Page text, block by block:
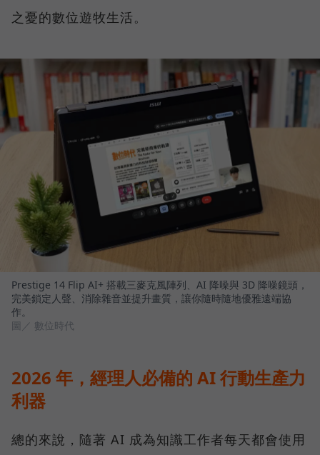
之憂的數位遊牧生活。
Prestige 14 Flip AI+ 搭載三麥克風陣列、AI 降噪與 3D 降噪鏡頭，
完美鎖定人聲、消除雜音並提升畫質，讓你隨時隨地優雅遠端協
作。
圖／ 數位時代
2026 年，經理人必備的 AI 行動生產力
利器
總的來說，隨著 AI 成為知識工作者每天都會使用